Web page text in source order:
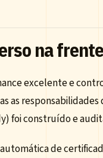
na
excelente e
as
foi construído e
de